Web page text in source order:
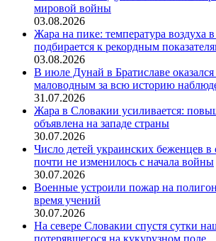
мировой войны
03.08.2026
Жара на пике: температура воздуха
подбирается к рекордным
03.08.2026
В июле Дунай в Братиславе
маловодным за всю историю
31.07.2026
Жара в Словакии усиливается:
объявлена на западе страны
30.07.2026
Число детей украинских беженцев в
почти не изменилось с начала войны
30.07.2026
Военные устроили пожар на
время учений
30.07.2026
На севере Словакии спустя сутки
потерявшегося на кукурузном поле